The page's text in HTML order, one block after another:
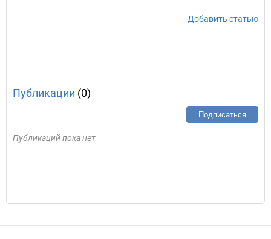
Добавить статью
Публикации (0)
Подписаться
Публикаций пока нет